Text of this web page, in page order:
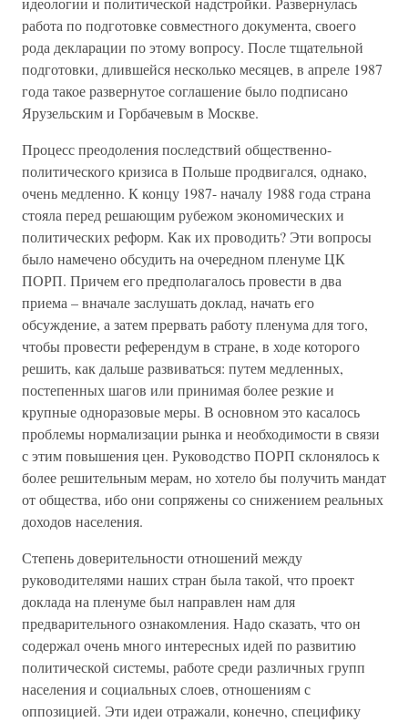
работа по подготовке совместного документа, своего
рода декларации по этому вопросу. После тщательной
подготовки, длившейся несколько месяцев, в апреле 1987
года такое развернутое соглашение было подписано
Ярузельским и Горбачевым в Москве.
Процесс преодоления последствий общественно-
политического кризиса в Польше продвигался, однако,
очень медленно. К концу 1987- началу 1988 года страна
стояла перед решающим рубежом экономических и
политических реформ. Как их проводить? Эти вопросы
было намечено обсудить на очередном пленуме ЦК
ПОРП. Причем его предполагалось провести в два
приема – вначале заслушать доклад, начать его
обсуждение, а затем прервать работу пленума для того,
чтобы провести референдум в стране, в ходе которого
решить, как дальше развиваться: путем медленных,
постепенных шагов или принимая более резкие и
крупные одноразовые меры. В основном это касалось
проблемы нормализации рынка и необходимости в связи
с этим повышения цен. Руководство ПОРП склонялось к
более решительным мерам, но хотело бы получить мандат
от общества, ибо они сопряжены со снижением реальных
доходов населения.
Степень доверительности отношений между
руководителями наших стран была такой, что проект
доклада на пленуме был направлен нам для
предварительного ознакомления. Надо сказать, что он
содержал очень много интересных идей по развитию
политической системы, работе среди различных групп
населения и социальных слоев, отношениям с
оппозицией. Эти идеи отражали, конечно, специфику